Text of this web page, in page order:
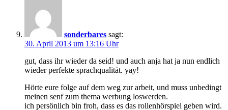
sonderbares sagt:
30. April 2013 um 13:16 Uhr
gut, dass ihr wieder da seid! und auch anja hat ja nun endlich
wieder perfekte sprachqualität. yay!
Hörte eure folge auf dem weg zur arbeit, und muss unbedingt
meinen senf zum thema werbung loswerden.
ich persönlich bin froh, dass es das rollenhörspiel geben wird.